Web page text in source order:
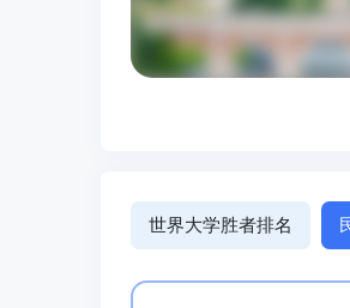
世界大学胜者排名